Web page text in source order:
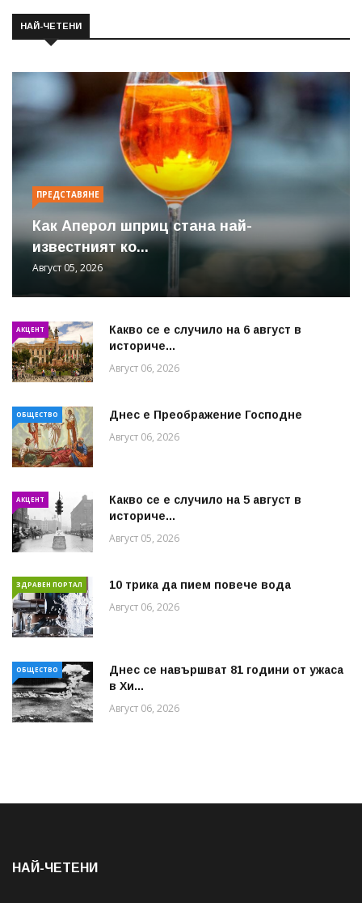
НАЙ-ЧЕТЕНИ
ПРЕДСТАВЯНЕ
Как Аперол шприц стана най-
известният ко...
Август 05, 2026
АКЦЕНТ
Какво се е случило на 6 август в
историче...
Август 06, 2026
ОБЩЕСТВО Днес е Преображение Господне
Август 06, 2026
АКЦЕНТ
Какво се е случило на 5 август в
историче...
Август 05, 2026
ЗДРАВЕН ПОРТАЛ 10 трика да пием повече вода
Август 06, 2026
ОБЩЕСТВО
Днес се навършват 81 години от ужаса
в Хи...
Август 06, 2026
НАЙ-ЧЕТЕНИ